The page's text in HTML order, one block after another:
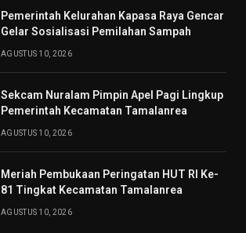
Pemerintah Kelurahan Kapasa Raya Gencar
Gelar Sosialisasi Pemilahan Sampah
AGUSTUS 10, 2026
Sekcam Nuralam Pimpin Apel Pagi Lingkup
Pemerintah Kecamatan Tamalanrea
AGUSTUS 10, 2026
Meriah Pembukaan Peringatan HUT RI Ke-
81 Tingkat Kecamatan Tamalanrea
AGUSTUS 10, 2026